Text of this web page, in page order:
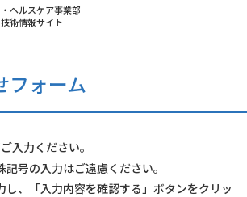
ヘルスケア事業部
術情報サイト
フォーム
入力ください。
記号の入力はご遠慮ください。
し、「入力内容を確認する」ボタンをクリッ